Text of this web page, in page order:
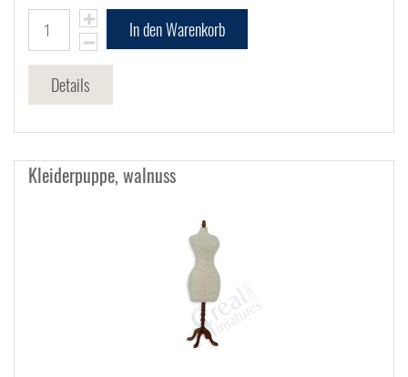
In den Warenkorb
Details
Kleiderpuppe, walnuss